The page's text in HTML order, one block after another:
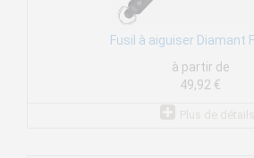
Fusil à aiguiser Diamant
à partir de
49,92 €